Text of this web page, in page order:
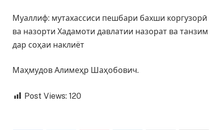
Муаллиф: мутахассиси пешбари бахши коргузорӣ
ва назорти Хадамоти давлатии назорат ва танзим
дар соҳаи наклиёт
Маҳмудов Алимеҳр Шаҳобович.
Post Views: 120